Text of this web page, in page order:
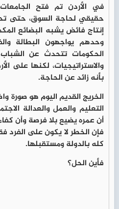
في الأردن تم فتح
حقيقي لحاجة السوق، حتى
إنتاج فائض يشبه البضائع
وحدهم يواجهون البطالة
الحكومات تتحدث عن
والاستراتيجيات، لكنها على
بأنه زائد عن الحاجة.
الخريج القديم اليوم هو
التعليم والعمل والعدالة
أن عمره يضيع بلا فرصة وأن
فإن الخطر لا يكون على الفرد
كله بالدولة ومستقبلها.
فأين الحل؟